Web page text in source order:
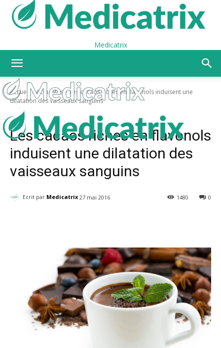
Medicatrix
Accueil Actualités
Les cacaos riches en flavonols induisent une
dilatation des vaisseaux sanguins
Actualités
Les cacaos riches en flavonols
induisent une dilatation des
vaisseaux sanguins
Ecrit par Medicatrix 27 mai 2016 0
1480